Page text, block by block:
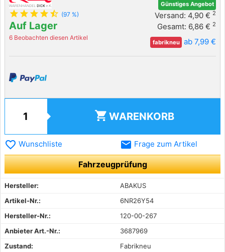
star star star star star_half (97 %)
Auf Lager
6 Beobachten diesen Artikel
Günstiges Angebot
Versand: 4,90 € 2
Gesamt: 6,86 € 2
fabrikneu ab 7,99 €
shopping_cart WARENKORB
favorite_border Wunschliste email Frage zum Artikel
Fahrzeugprüfung
Hersteller:
ABAKUS
Artikel-Nr.:
6NR26Y54
Hersteller-Nr.:
120-00-267
Anbieter Art.-Nr.:
3687969
Zustand:
Fabrikneu